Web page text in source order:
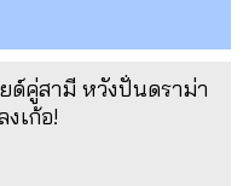
ด์คู่สามี หวังปั่นดราม่า
เก้อ!